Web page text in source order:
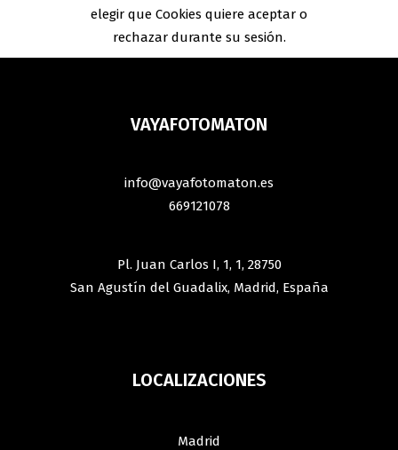
elegir que Cookies quiere aceptar o
rechazar durante su sesión.
VAYAFOTOMATON
info@vayafotomaton.es
669121078
Pl. Juan Carlos I, 1, 1, 28750
San Agustín del Guadalix, Madrid, España
LOCALIZACIONES
Madrid